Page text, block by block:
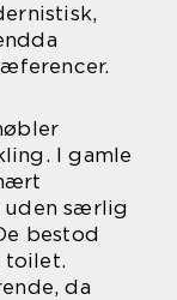
I gamle
uden særlig
bestod
toilet.
da